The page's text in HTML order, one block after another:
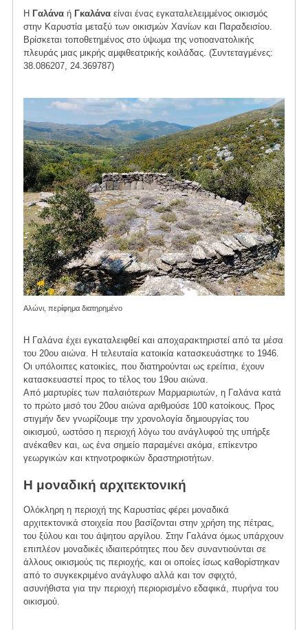
Η Γαλάνα ή Γκαλάνα είναι ένας εγκαταλελειμμένος οικισμός
στην Καρυστία μεταξύ των οικισμών Χανίων και Παραδεισίου.
Βρίσκεται τοποθετημένος στο ύψωμα της νοτιοανατολικής
πλευράς μιας μικρής αμφιθεατρικής κοιλάδας. (Συντεταγμένες:
38.086207, 24.369787)
Αλώνι, περίφημα διατηρημένο
Η Γαλάνα έχει εγκαταλειφθεί και αποχαρακτηριστεί από τα μέσα
του 20ου αιώνα. Η τελευταία κατοικία κατασκευάστηκε το 1946.
Οι υπόλοιπες κατοικίες, που διατηρούνται ως ερείπια, έχουν
κατασκευαστεί προς το τέλος του 19ου αιώνα.
Από μαρτυρίες των παλαιότερων Μαρμαριωτών, η Γαλάνα κατά
το πρώτο μισό του 20ου αιώνα αριθμούσε 100 κατοίκους. Προς
στιγμήν δεν γνωρίζουμε την χρονολογία δημιουργίας του
οικισμού, ωστόσο η περιοχή λόγω του ανάγλυφού της υπήρξε
ανέκαθεν και, ως ένα σημείο παραμένει ακόμα, επίκεντρο
γεωργικών και κτηνοτροφικών δραστηριοτήτων.
Η μοναδική αρχιτεκτονική
Ολόκληρη η περιοχή της Καρυστίας φέρει μοναδικά
αρχιτεκτονικά στοιχεία που βασίζονται στην χρήση της πέτρας,
του ξύλου και του άψητου αργίλου. Στην Γαλάνα όμως υπάρχουν
επιπλέον μοναδικές ιδιαιτερότητες που δεν συναντιούνται σε
άλλους οικισμούς τις περιοχής, και οι οποίες ίσως καθορίστηκαν
από το συγκεκριμένο ανάγλυφο αλλά και τον σφιχτό,
ασυνήθιστα για την περιοχή περιορισμένο εδαφικά, πυρήνα του
οικισμού.